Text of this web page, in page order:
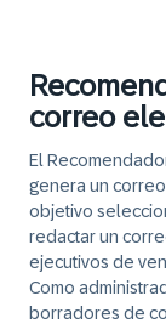
correo
El
genera un
objetivo
redactar un
ejecutivos de
Como
borradores de